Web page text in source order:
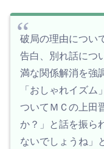
破局の理由につい
告白、別れ話につ
満な関係解消を強
「おしゃれイズ
ついてＭＣの上田
か？」と話を振ら
ないでしょうね」